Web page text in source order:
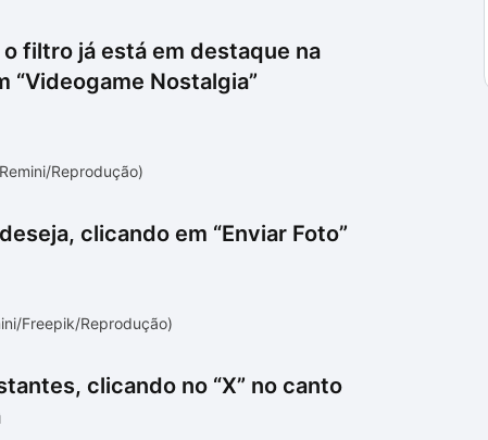
filtro já está em destaque na
“Videogame Nostalgia”
Reprodução)
clicando em “Enviar Foto”
Freepik/Reprodução)
clicando no “X” no canto